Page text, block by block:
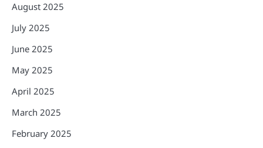
August 2025
July 2025
June 2025
May 2025
April 2025
March 2025
February 2025